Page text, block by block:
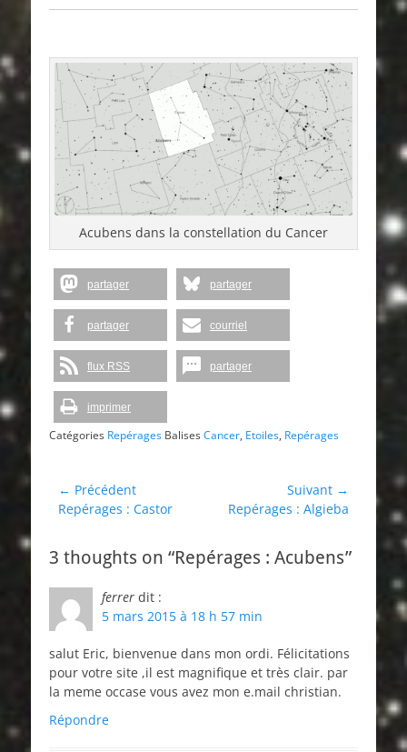
Acubens dans la constellation du Cancer
partager partager
partager courriel
flux RSS partager
imprimer
Catégories Repérages BalisesCancer, Etoiles, Repérages
Navigation
de
← Précédent
Article
Repérages : Castor
Suivant →
ArticleRepérages : Algieba
3 thoughts on “Repérages : Acubens”
ferrer dit :
5 mars 2015 à 18 h 57 min
salut Eric, bienvenue dans mon ordi. Félicitations
pour votre site ,il est magnifique et très clair. par
la meme occase vous avez mon e.mail christian.
Répondre